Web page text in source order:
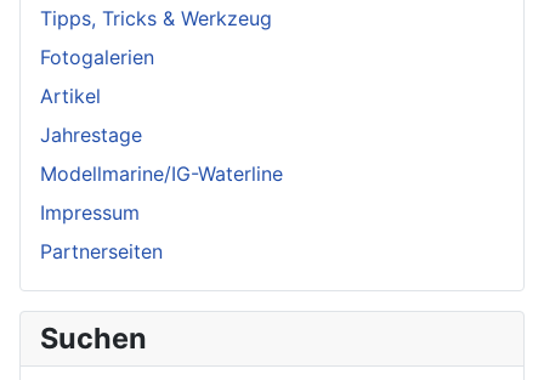
Tipps, Tricks & Werkzeug
Fotogalerien
Artikel
Jahrestage
Modellmarine/IG-Waterline
Impressum
Partnerseiten
Suchen